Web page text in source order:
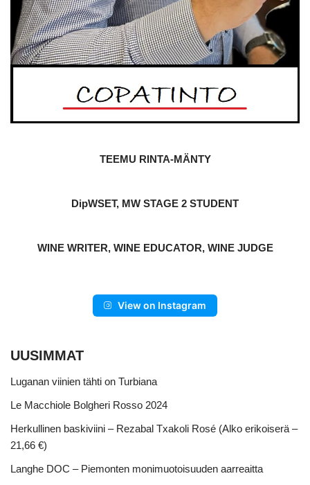
TEEMU RINTA-MÄNTY
DipWSET, MW STAGE 2 STUDENT
WINE WRITER, WINE EDUCATOR, WINE JUDGE
View on Instagram
UUSIMMAT
Luganan viinien tähti on Turbiana
Le Macchiole Bolgheri Rosso 2024
Herkullinen baskiviini – Rezabal Txakoli Rosé (Alko erikoiserä –
21,66 €)
Langhe DOC – Piemonten monimuotoisuuden aarreaitta